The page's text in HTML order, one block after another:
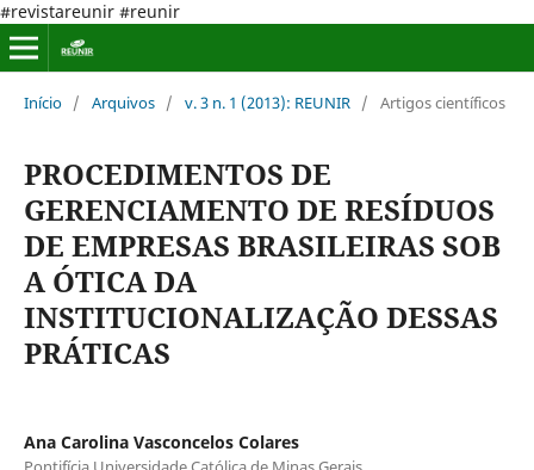
#revistareunir #reunir
Início / Arquivos / v. 3 n. 1 (2013): REUNIR / Artigos científicos
PROCEDIMENTOS DE
GERENCIAMENTO DE RESÍDUOS
DE EMPRESAS BRASILEIRAS SOB
A ÓTICA DA
INSTITUCIONALIZAÇÃO DESSAS
PRÁTICAS
Ana Carolina Vasconcelos Colares